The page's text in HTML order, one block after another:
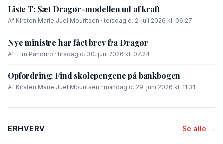
Liste T: Sæt Dragør-modellen ud af kraft
Af Kirsten Marie Juel Mouritsen · torsdag d. 2. juli 2026 kl. 06.27
Nye ministre har fået brev fra Dragør
Af Tim Panduro · tirsdag d. 30. juni 2026 kl. 07.24
Opfordring: Find skolepengene på bankbogen
Af Kirsten Marie Juel Mouritsen · mandag d. 29. juni 2026 kl. 11.31
ERHVERV Se alle →